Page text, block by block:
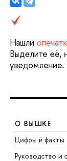
Нашли
Выделите её,
уведомление.
О ВЫШКЕ
Цифры и факты
Руководство и